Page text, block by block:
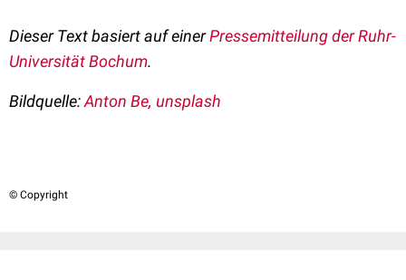
Dieser Text basiert auf einerPressemitteilung der Ruhr-
Universität Bochum.
Bildquelle:Anton Be, unsplash
© Copyright